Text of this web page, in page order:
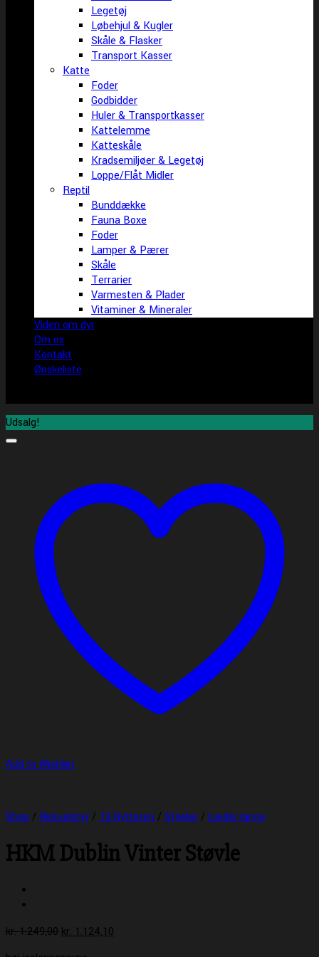
Legetøj
Løbehjul & Kugler
Skåle & Flasker
Transport Kasser
Katte
Foder
Godbidder
Huler & Transportkasser
Kattelemme
Katteskåle
Kradsemiljøer & Legetøj
Loppe/Flåt Midler
Reptil
Bunddække
Fauna Boxe
Foder
Lamper & Pærer
Skåle
Terrarier
Varmesten & Plader
Vitaminer & Mineraler
Viden om dyr
Om os
Kontakt
Ønskeliste
Udsalg!
Add to Wishlist
Shop / Rideudstyr / Til Rytteren / Støvler / Læder lange
HKM Dublin Vinter Støvle
kr.1.249,00 Den
kr. 1.124,10